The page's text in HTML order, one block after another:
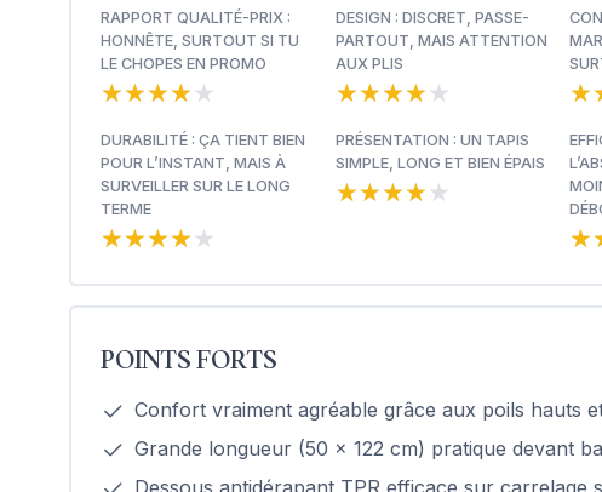
RAPPORT QUALITÉ-PRIX :
HONNÊTE, SURTOUT SI TU
LE CHOPES EN PROMO
★★★★★
★★★★★
DESIGN : DISCRET, PASSE-
PARTOUT, MAIS ATTENTION
AUX PLIS
★★★★★
★★★★★
DURABILITÉ : ÇA TIENT BIEN
POUR L’INSTANT, MAIS À
SURVEILLER SUR LE LONG
TERME
★★★★★
★★★★★
PRÉSENTATION : UN TAPIS
SIMPLE, LONG ET BIEN ÉPAIS
★★★★★
★★★★★
POINTS FORTS
Confort vraiment agréable grâce aux poils hauts
Grande longueur (50 x 122 cm) pratique devant